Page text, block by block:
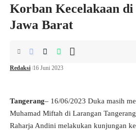
Korban Kecelakaan
Jawa Barat
Redaksi 16 Juni 2023
Tangerang– 16/06/2023 Duka masih
Muhamad Miftah di Larangan Tangerang
Raharja Andini melakukan kunjungan